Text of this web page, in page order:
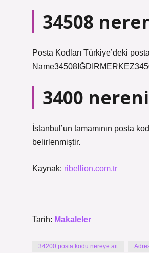
34508
Posta Kodları Türkiye’deki
3400
İstanbul’un tamamının posta
belirlenmiştir.
Kaynak: ribellion.com.tr
Tarih: Makaleler
34200 posta kodu nereye ait